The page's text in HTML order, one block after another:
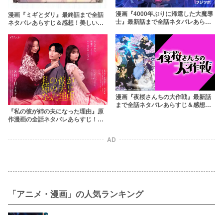
漫画『ミギとダリ』最終話まで全話
ネタバレあらすじ＆感想！美しい双
漫画『4000年ぶりに帰還した大魔導
士』最新話まで全話ネタバレあらす
れっこに！？
『私の彼が姉の夫になった理由』原
作漫画の全話ネタバレあらすじ！最
漫画『夜桜さんちの大作戦』最新話
まで全話ネタバレあらすじ＆感想！
AD
「アニメ・漫画」の人気ランキング